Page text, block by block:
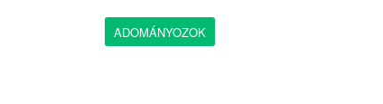
ADOMÁNYOZOK